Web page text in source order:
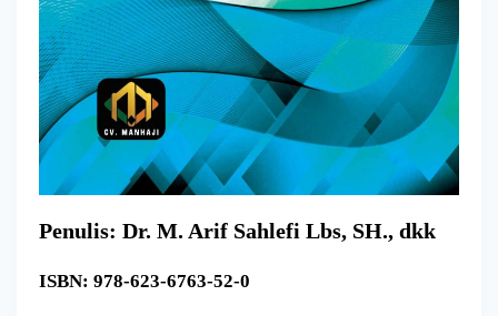
Penulis: Dr. M. Arif Sahlefi Lbs, SH., dkk
ISBN: 978-623-6763-52-0